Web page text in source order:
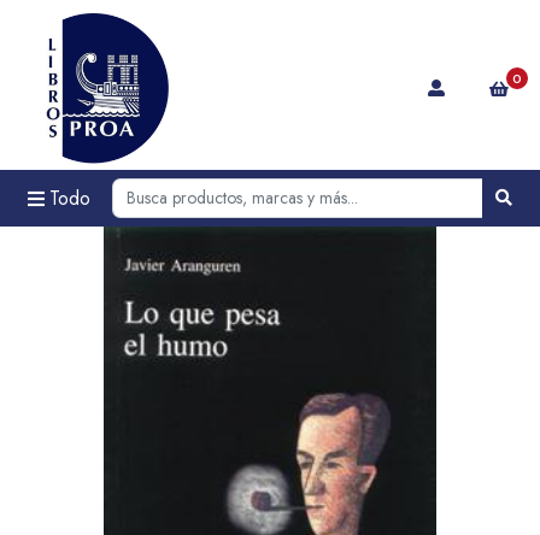
Todo
0